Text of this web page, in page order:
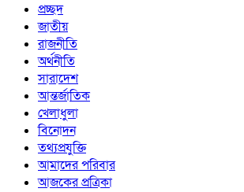
প্রচ্ছদ
জাতীয়
রাজনীতি
অর্থনীতি
সারাদেশ
আন্তর্জাতিক
খেলাধুলা
বিনোদন
তথ্যপ্রযুক্তি
আমাদের পরিবার
আজকের প্রত্রিকা